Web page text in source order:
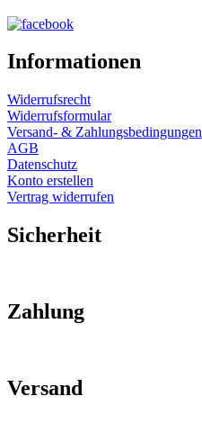
Informationen
Widerrufsrecht
Widerrufsformular
Versand- & Zahlungsbedingungen
AGB
Datenschutz
Konto erstellen
Vertrag widerrufen
Sicherheit
Zahlung
Versand